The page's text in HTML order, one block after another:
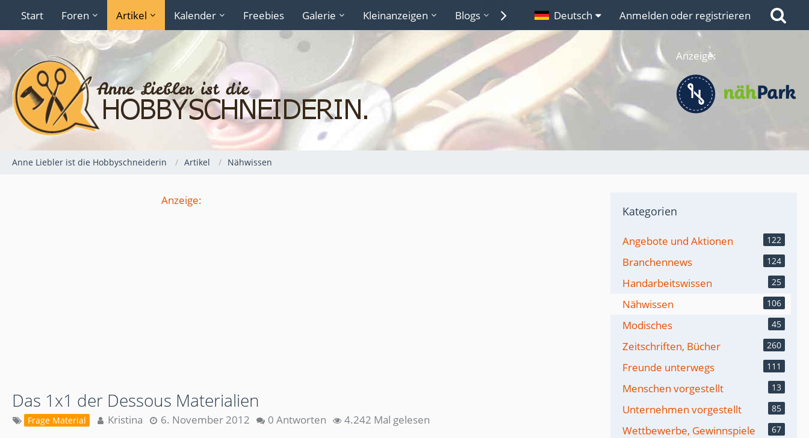
Start Foren Artikel Kalender Freebies Galerie Kleinanzeigen Blogs Lexikon Links
Deutsch Anmelden oder registrieren
Anzeige:
Anne Liebler ist die Hobbyschneiderin Artikel Nähwissen
Anzeige:
Das 1x1 der Dessous Materialien
Frage Material Kristina 6. November 2012 0 Antworten 4.242 Mal gelesen
Kategorien
Angebote und Aktionen 122
Branchennews 124
Handarbeitswissen 25
Nähwissen 106
Modisches 45
Zeitschriften, Bücher 260
Freunde unterwegs 111
Menschen vorgestellt 13
Unternehmen vorgestellt 85
Wettbewerbe, Gewinnspiele 67